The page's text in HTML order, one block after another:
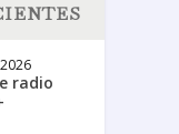
radio